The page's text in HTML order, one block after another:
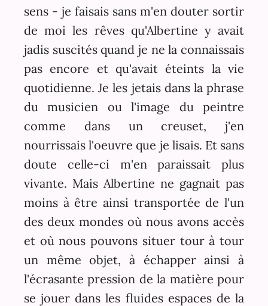
sens - je faisais sans m'en douter sortir
de moi les rêves qu'Albertine y avait
jadis suscités quand je ne la connaissais
pas encore et qu'avait éteints la vie
quotidienne. Je les jetais dans la phrase
du musicien ou l'image du peintre
comme dans un creuset, j'en
nourrissais l'oeuvre que je lisais. Et sans
doute celle-ci m'en paraissait plus
vivante. Mais Albertine ne gagnait pas
moins à être ainsi transportée de l'un
des deux mondes où nous avons accès
et où nous pouvons situer tour à tour
un même objet, à échapper ainsi à
l'écrasante pression de la matière pour
se jouer dans les fluides espaces de la